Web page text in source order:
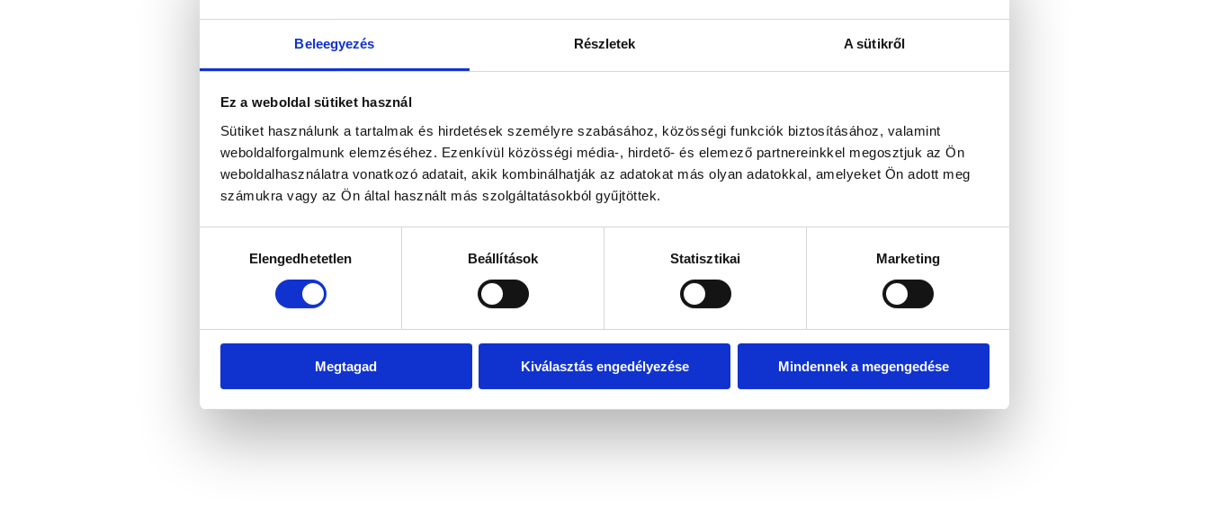
Beleegyezés Részletek A sütikről
Ez a weboldal sütiket használ
Sütiket használunk a tartalmak és hirdetések személyre szabásához, közösségi funkciók biztosításához, valamint
weboldalforgalmunk elemzéséhez. Ezenkívül közösségi média-, hirdető- és elemező partnereinkkel megosztjuk az Ön
weboldalhasználatra vonatkozó adatait, akik kombinálhatják az adatokat más olyan adatokkal, amelyeket Ön adott meg
számukra vagy az Ön által használt más szolgáltatásokból gyűjtöttek.
kiválasztásaElengedhetetlen Beállítások Statisztikai Marketing
Megtagad Kiválasztás engedélyezése Mindennek a megengedése
Application error: a client-side exception has occurred while loadingwww.bicapp.hu (see the browser console for more information)